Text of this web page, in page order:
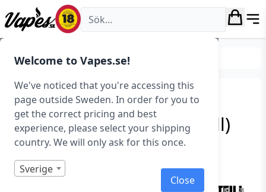
Welcome to Vapes.se!
We've noticed that you're accessing this
page outside Sweden. In order for you to
get the correct pricing and best
experience, please select your shipping
country. We will only ask for this once.
Sverige
Close
Vapes.se
E-juice Shortfills
Fizzy – Butterscotch
Popcorn (100 ml, Shortfill)
Art.nr: 40376
I lager